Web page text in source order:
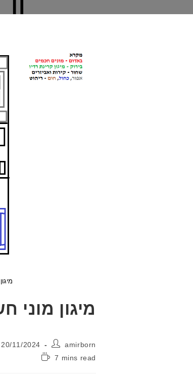
מיגון מוני
מחבר:
amirborn פורסם:
20/11/2024
זמן
7 mins read